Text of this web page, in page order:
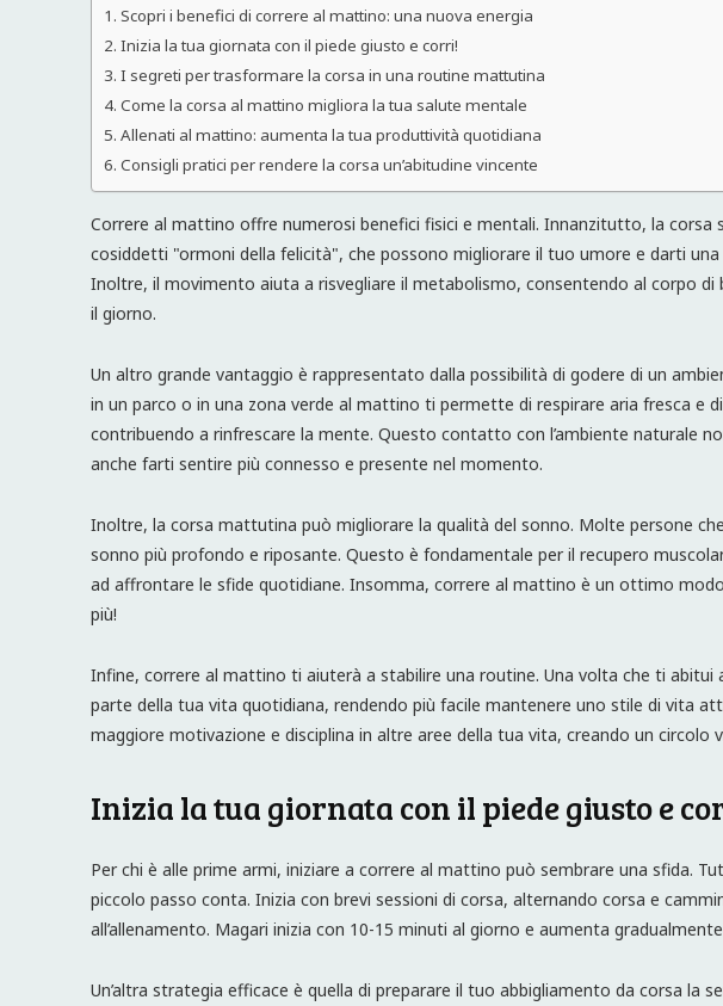
Scopri i benefici di correre al mattino: una nuova energia
Inizia la tua giornata con il piede giusto e corri!
I segreti per trasformare la corsa in una routine mattutina
Come la corsa al mattino migliora la tua salute mentale
Allenati al mattino: aumenta la tua produttività quotidiana
Consigli pratici per rendere la corsa un’abitudine vincente
Correre al mattino offre numerosi benefici fisici e mentali. Innanzitutto, la corsa
cosiddetti "ormoni della felicità", che possono migliorare il tuo umore e darti
Inoltre, il movimento aiuta a risvegliare il metabolismo, consentendo al corpo di
il giorno.
Un altro grande vantaggio è rappresentato dalla possibilità di godere di un
in un parco o in una zona verde al mattino ti permette di respirare aria fresca e
contribuendo a rinfrescare la mente. Questo contatto con l’ambiente naturale
anche farti sentire più connesso e presente nel momento.
Inoltre, la corsa mattutina può migliorare la qualità del sonno. Molte persone
sonno più profondo e riposante. Questo è fondamentale per il recupero
ad affrontare le sfide quotidiane. Insomma, correre al mattino è un ottimo
più!
Infine, correre al mattino ti aiuterà a stabilire una routine. Una volta che ti abitui
parte della tua vita quotidiana, rendendo più facile mantenere uno stile di vita
maggiore motivazione e disciplina in altre aree della tua vita, creando un
Inizia la tua giornata con il piede giusto e
Per chi è alle prime armi, iniziare a correre al mattino può sembrare una sfida.
piccolo passo conta. Inizia con brevi sessioni di corsa, alternando corsa e
all’allenamento. Magari inizia con 10-15 minuti al giorno e aumenta
Un’altra strategia efficace è quella di preparare il tuo abbigliamento da corsa la